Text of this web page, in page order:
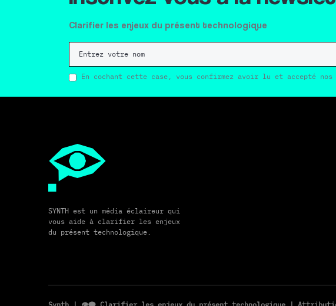
Clarifier les enjeux du présent technologique
En cochant cette case, vous confirmez avoir lu et accepté
SYNTH est un média éclaireur qui
vous aide à clarifier les enjeux
du présent technologique.